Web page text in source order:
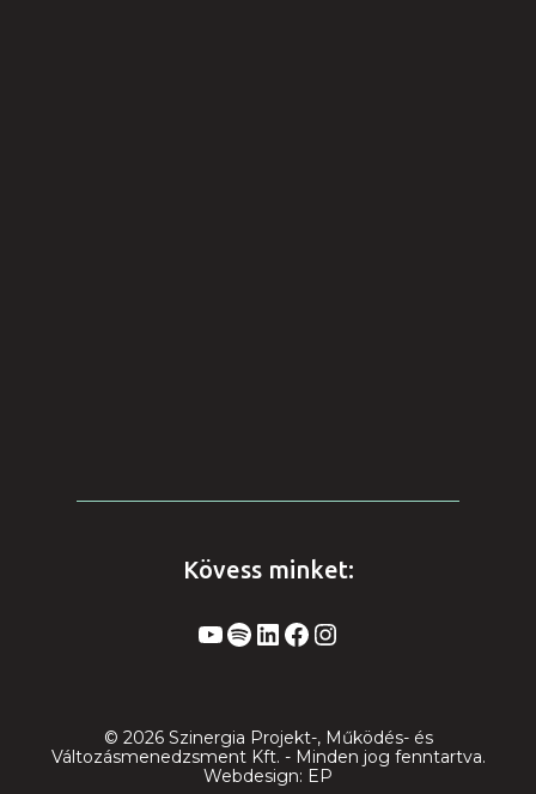
Kövess minket:
YouTube
Spotify
LinkedIn
Facebook
Instagram
© 2026 Szinergia Projekt-, Működés- és
Változásmenedzsment Kft. - Minden jog fenntartva.
Webdesign: EP